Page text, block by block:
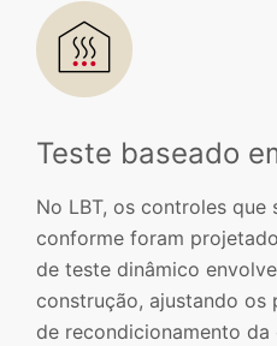
Teste baseado
No LBT, os controles
conforme foram
de teste dinâmico
construção, ajustando os
de recondicionamento